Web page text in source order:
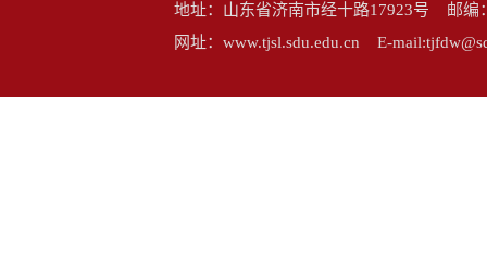
地址：山东省济南市经十路17923号 邮
网址：www.tjsl.sdu.edu.cn E-